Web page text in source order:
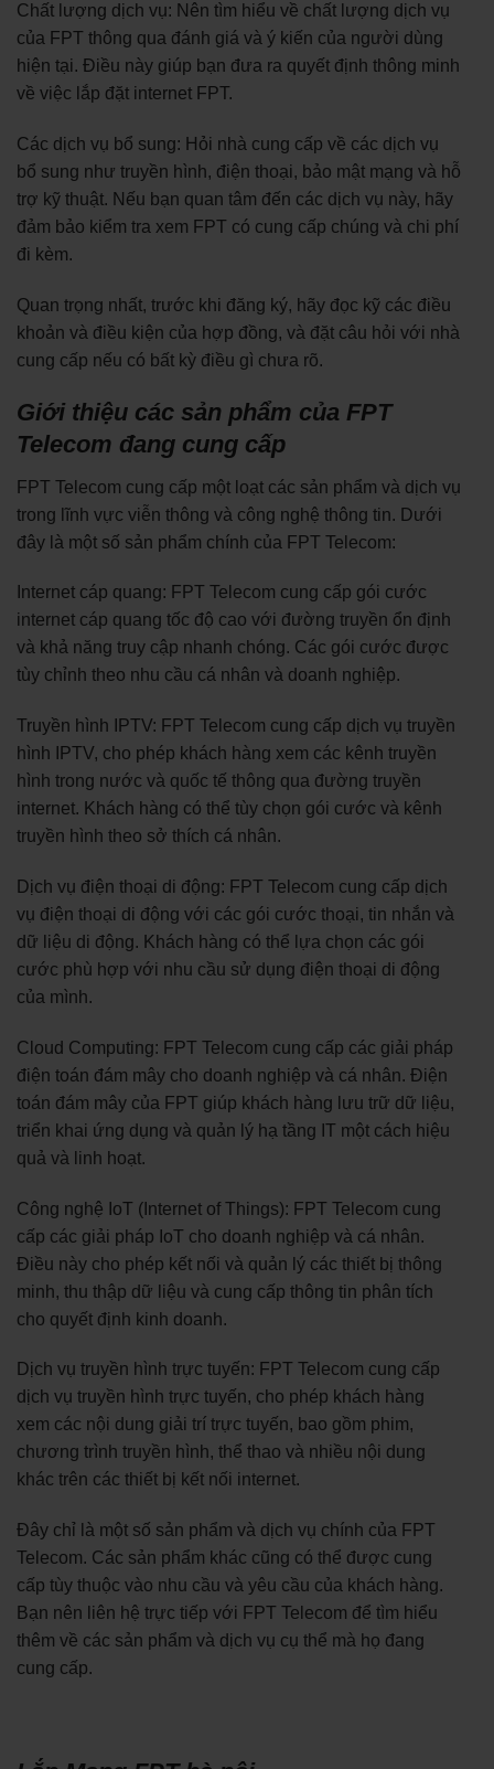
Chất lượng dịch vụ: Nên tìm hiểu về chất lượng dịch vụ
của FPT thông qua đánh giá và ý kiến của người dùng
hiện tại. Điều này giúp bạn đưa ra quyết định thông minh
về việc lắp đặt internet FPT.
Các dịch vụ bổ sung: Hỏi nhà cung cấp về các dịch vụ
bổ sung như truyền hình, điện thoại, bảo mật mạng và hỗ
trợ kỹ thuật. Nếu bạn quan tâm đến các dịch vụ này, hãy
đảm bảo kiểm tra xem FPT có cung cấp chúng và chi phí
đi kèm.
Quan trọng nhất, trước khi đăng ký, hãy đọc kỹ các điều
khoản và điều kiện của hợp đồng, và đặt câu hỏi với nhà
cung cấp nếu có bất kỳ điều gì chưa rõ.
Giới thiệu các sản phẩm của FPT
Telecom đang cung cấp
FPT Telecom cung cấp một loạt các sản phẩm và dịch vụ
trong lĩnh vực viễn thông và công nghệ thông tin. Dưới
đây là một số sản phẩm chính của FPT Telecom:
Internet cáp quang: FPT Telecom cung cấp gói cước
internet cáp quang tốc độ cao với đường truyền ổn định
và khả năng truy cập nhanh chóng. Các gói cước được
tùy chỉnh theo nhu cầu cá nhân và doanh nghiệp.
Truyền hình IPTV: FPT Telecom cung cấp dịch vụ truyền
hình IPTV, cho phép khách hàng xem các kênh truyền
hình trong nước và quốc tế thông qua đường truyền
internet. Khách hàng có thể tùy chọn gói cước và kênh
truyền hình theo sở thích cá nhân.
Dịch vụ điện thoại di động: FPT Telecom cung cấp dịch
vụ điện thoại di động với các gói cước thoại, tin nhắn và
dữ liệu di động. Khách hàng có thể lựa chọn các gói
cước phù hợp với nhu cầu sử dụng điện thoại di động
của mình.
Cloud Computing: FPT Telecom cung cấp các giải pháp
điện toán đám mây cho doanh nghiệp và cá nhân. Điện
toán đám mây của FPT giúp khách hàng lưu trữ dữ liệu,
triển khai ứng dụng và quản lý hạ tầng IT một cách hiệu
quả và linh hoạt.
Công nghệ IoT (Internet of Things): FPT Telecom cung
cấp các giải pháp IoT cho doanh nghiệp và cá nhân.
Điều này cho phép kết nối và quản lý các thiết bị thông
minh, thu thập dữ liệu và cung cấp thông tin phân tích
cho quyết định kinh doanh.
Dịch vụ truyền hình trực tuyến: FPT Telecom cung cấp
dịch vụ truyền hình trực tuyến, cho phép khách hàng
xem các nội dung giải trí trực tuyến, bao gồm phim,
chương trình truyền hình, thể thao và nhiều nội dung
khác trên các thiết bị kết nối internet.
Đây chỉ là một số sản phẩm và dịch vụ chính của FPT
Telecom. Các sản phẩm khác cũng có thể được cung
cấp tùy thuộc vào nhu cầu và yêu cầu của khách hàng.
Bạn nên liên hệ trực tiếp với FPT Telecom để tìm hiểu
thêm về các sản phẩm và dịch vụ cụ thể mà họ đang
cung cấp.